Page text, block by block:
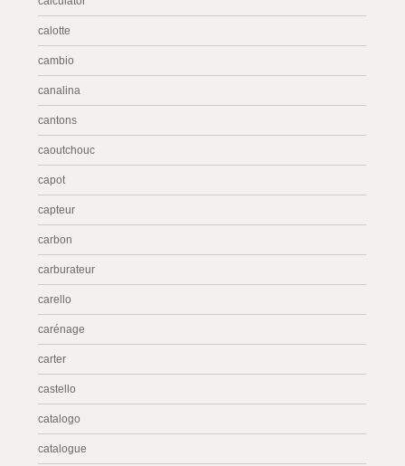
calotte
cambio
canalina
cantons
caoutchouc
capot
capteur
carbon
carburateur
carello
carénage
carter
castello
catalogo
catalogue